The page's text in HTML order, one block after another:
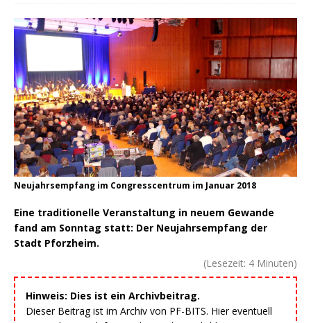
Neujahrsempfang im Congresscentrum im Januar 2018
Eine traditionelle Veranstaltung in neuem Gewande
fand am Sonntag statt: Der Neujahrsempfang der
Stadt Pforzheim.
(Lesezeit: 4 Minuten)
Hinweis: Dies ist ein Archivbeitrag.
Dieser Beitrag ist im Archiv von PF-BITS. Hier eventuell